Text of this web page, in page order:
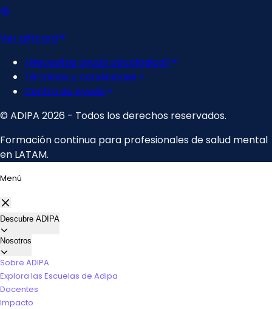
Menú
Descubre ADIPA
Nosotros
Sobre ADIPA
Explora las Escuelas de Adipa
Docentes
Impacto